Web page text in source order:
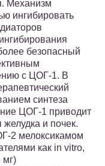
Механизм
ингибировать
безопасный
с ЦОГ-1. В
синтеза
ЦОГ-1 приводит
и почек.
2 мелоксикамом
как in vitro,
мг)